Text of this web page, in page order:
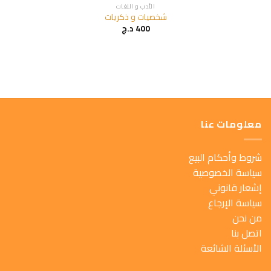
الأدب و اللغات
شخصيات و ذكريات
400د.ج
معلومات عنا
شروط وأحكام البيع
سياسة الخصوصية
إشعار قانوني
سياسة الإرجاع
من نحن
اتصل بنا
الأسئلة الشائعة